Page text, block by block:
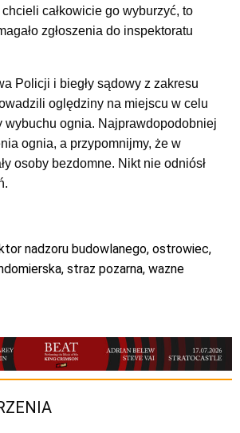
całkowicie go wyburzyć, to
zgłoszenia do inspektoratu
Policji i biegły sądowy z zakresu
oględziny na miejscu w celu
wybuchu ognia. Najprawdopodobniej
ognia, a przypomnijmy, że w
osoby bezdomne. Nikt nie odniósł
nadzoru budowlanego, ostrowiec,
, straz pozarna, wazne